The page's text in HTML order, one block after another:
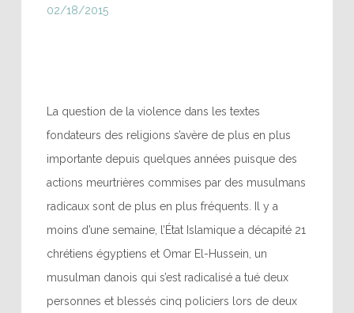
02/18/2015
La question de la violence dans les textes
fondateurs des religions s’avère de plus en plus
importante depuis quelques années puisque des
actions meurtrières commises par des musulmans
radicaux sont de plus en plus fréquents. Il y a
moins d’une semaine, l’État Islamique a décapité 21
chrétiens égyptiens et Omar El-Hussein, un
musulman danois qui s’est radicalisé a tué deux
personnes et blessés cinq policiers lors de deux